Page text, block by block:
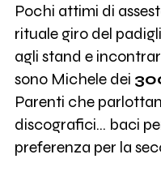
Pochi attimi di
rituale giro del
agli stand e
sono Michele dei
Parenti che
discografici... baci
preferenza per la